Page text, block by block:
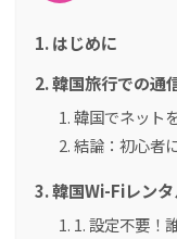
はじめに
韓国旅行での通
韓国でネット
結論：初心者
韓国Wi-Fiレン
1. 設定不要！